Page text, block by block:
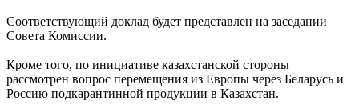
Соответствующий доклад будет представлен на заседании
Совета Комиссии.
Кроме того, по инициативе казахстанской стороны
рассмотрен вопрос перемещения из Европы через Беларусь и
Россию подкарантинной продукции в Казахстан.